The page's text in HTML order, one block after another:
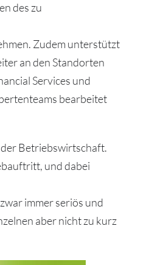
des zu
Zudem unterstützt
an den Standorten
Services und
bearbeitet
Betriebswirtschaft.
und dabei
immer seriös und
aber nicht zu kurz